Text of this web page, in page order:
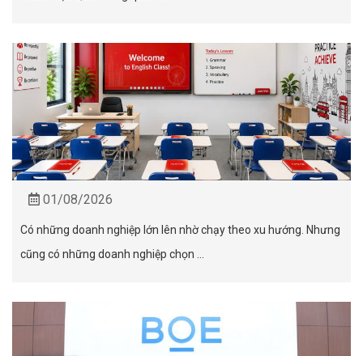
01/08/2026
Có những doanh nghiệp lớn lên nhờ chạy theo xu hướng. Nhưng
cũng có những doanh nghiệp chọn ...